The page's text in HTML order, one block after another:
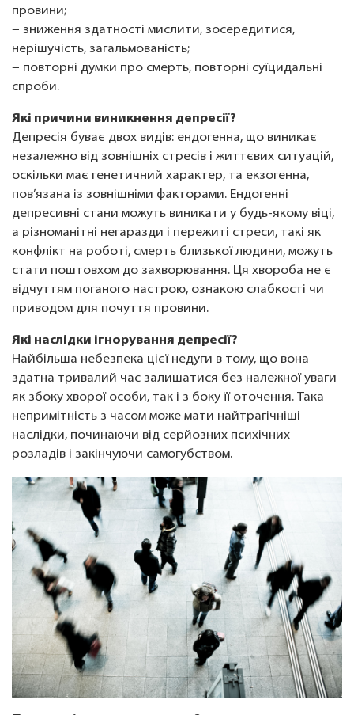
провини;
− зниження здатності мислити, зосередитися,
нерішучість, загальмованість;
− повторні думки про смерть, повторні суїцидальні
спроби.
Які причини виникнення депресії?
Депресія буває двох видів: ендогенна, що виникає
незалежно від зовнішніх стресів і життєвих ситуацій,
оскільки має генетичний характер, та екзогенна,
пов’язана із зовнішніми факторами. Ендогенні
депресивні стани можуть виникати у будь-якому віці,
а різноманітні негаразди і пережиті стреси, такі як
конфлікт на роботі, смерть близької людини, можуть
стати поштовхом до захворювання. Ця хвороба не є
відчуттям поганого настрою, ознакою слабкості чи
приводом для почуття провини.
Які наслідки ігнорування депресії?
Найбільша небезпека цієї недуги в тому, що вона
здатна тривалий час залишатися без належної уваги
як збоку хворої особи, так і з боку її оточення. Така
непримітність з часом може мати найтрагічніші
наслідки, починаючи від серйозних психічних
розладів і закінчуючи самогубством.